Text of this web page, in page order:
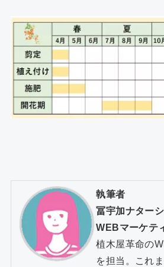
執筆者
冨宇加ナター
WEBマーケテ
植木屋革命の
を担当。これ